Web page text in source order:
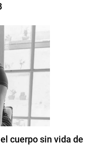
cuerpo sin vida de